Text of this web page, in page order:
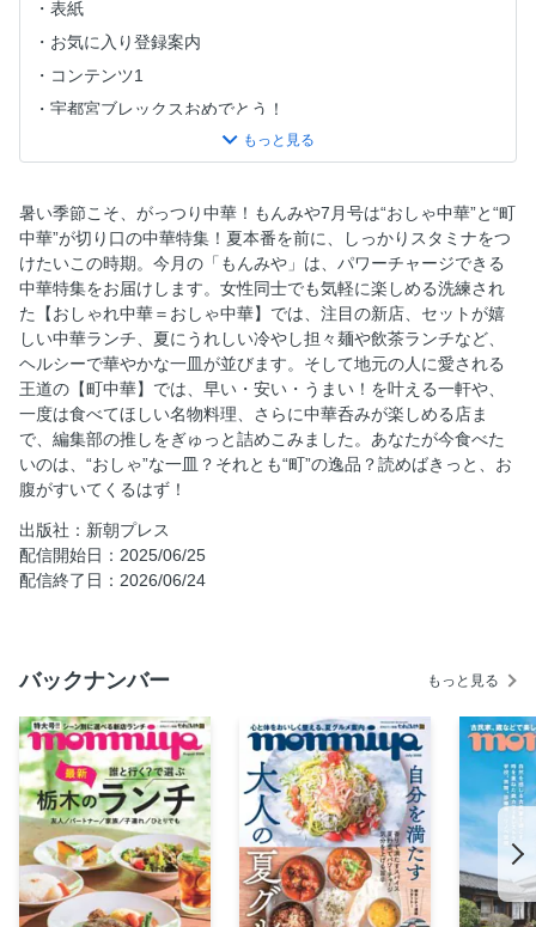
表紙
お気に入り登録案内
コンテンツ1
宇都宮ブレックスおめでとう！
もんみや そば部
SHOP NEW OPEN!
食べたいのは？おしゃ中華or町中華
中華料理のうれしい効果
本格中華が味わえる 気になるあの店へ
セットメニューでうれしい 中華ランチはいかが？
夏に食べたい冷やし担々麺
ちょっぴり優雅に 飲茶を満喫したい
チャイニーズスイーツコレクション
一度は食べてほしい 町中華のこの一品！
昼も夜も楽しめる！ 中華呑みのすゝめ
栃木の花火大会 PICK UP
宇都宮ブレックス CHAMPIONS SPECIAL
自社広告
地域おこし協力隊のこのまちのトリコ
もんみや学生編集部の今日の予定は予算次第⁉
とちぎ リーダーズランチ
栃木の農家を応援する TSUNAGARU-TOCHIGI
暑い季節こそ、がっつり中華！もんみや7月号は“おしゃ中華”と“町
中華”が切り口の中華特集！夏本番を前に、しっかりスタミナをつ
けたいこの時期。今月の「もんみや」は、パワーチャージできる
中華特集をお届けします。女性同士でも気軽に楽しめる洗練され
た【おしゃれ中華＝おしゃ中華】では、注目の新店、セットが嬉
しい中華ランチ、夏にうれしい冷やし担々麺や飲茶ランチなど、
ヘルシーで華やかな一皿が並びます。そして地元の人に愛される
王道の【町中華】では、早い・安い・うまい！を叶える一軒や、
一度は食べてほしい名物料理、さらに中華呑みが楽しめる店ま
で、編集部の推しをぎゅっと詰めこみました。あなたが今食べた
いのは、“おしゃ”な一皿？それとも“町”の逸品？読めばきっと、お
腹がすいてくるはず！
出版社：新朝プレス
配信開始日：2025/06/25
配信終了日：2026/06/24
バックナンバー もっと見る